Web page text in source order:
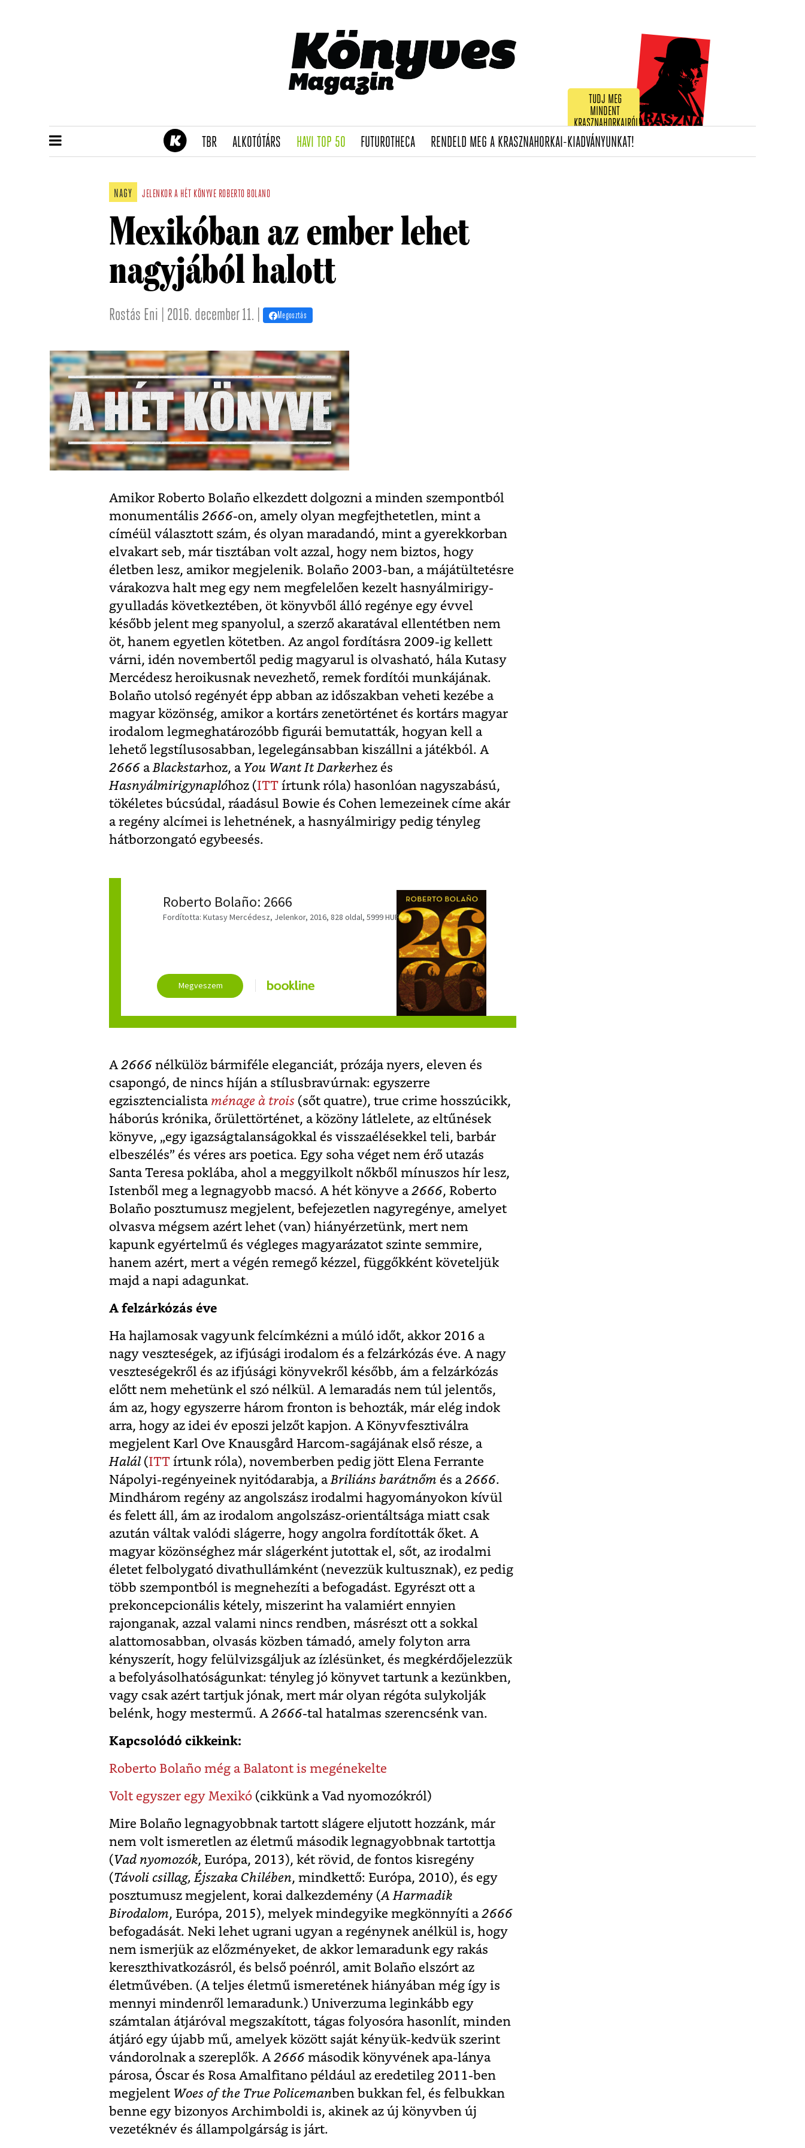
TUDJ MEG
MINDENT
KRASZNAHORKAIRÓL!
TBR(CURRENT)
ALKOTÓTÁRS(CURRENT)
HAVI TOP 50(CURRENT)
FUTUROTHECA(CURRENT)
RENDELD MEG A KRASZNAHORKAI-KIADVÁNYUNKAT!(CURRENT)
NAGY JELENKOR A HÉT KÖNYVE ROBERTO BOLANO
Mexikóban az ember lehet
nagyjából halott
Rostás Eni | 2016. december 11. | Megosztás
Amikor Roberto Bolaño elkezdett dolgozni a minden szempontból
monumentális 2666-on, amely olyan megfejthetetlen, mint a
címéül választott szám, és olyan maradandó, mint a gyerekkorban
elvakart seb, már tisztában volt azzal, hogy nem biztos, hogy
életben lesz, amikor megjelenik. Bolaño 2003-ban, a májátültetésre
várakozva halt meg egy nem megfelelően kezelt hasnyálmirigy-
gyulladás következtében, öt könyvből álló regénye egy évvel
később jelent meg spanyolul, a szerző akaratával ellentétben nem
öt, hanem egyetlen kötetben. Az angol fordításra 2009-ig kellett
várni, idén novembertől pedig magyarul is olvasható, hála Kutasy
Mercédesz heroikusnak nevezhető, remek fordítói munkájának.
Bolaño utolsó regényét épp abban az időszakban veheti kezébe a
magyar közönség, amikor a kortárs zenetörténet és kortárs magyar
irodalom legmeghatározóbb figurái bemutatták, hogyan kell a
lehető legstílusosabban, legelegánsabban kiszállni a játékból. A
2666 aBlackstarhoz, a You Want It Darkerhez és
Hasnyálmirigynaplóhoz (ITT írtunk róla) hasonlóan nagyszabású,
tökéletes búcsúdal, ráadásul Bowie és Cohen lemezeinek címe akár
a regény alcímei is lehetnének, a hasnyálmirigy pedig tényleg
hátborzongató egybeesés.
Roberto Bolaño: 2666
Fordította: Kutasy Mercédesz, Jelenkor, 2016, 828 oldal, 5999 HUF
A 2666 nélkülöz bármiféle eleganciát, prózája nyers, eleven és
csapongó, de nincs híján a stílusbravúrnak: egyszerre
egzisztencialista ménage à trois (sőt quatre), true crime hosszúcikk,
háborús krónika, őrülettörténet, a közöny látlelete, az eltűnések
könyve, „egy igazságtalanságokkal és visszaélésekkel teli, barbár
elbeszélés” és véres ars poetica. Egy soha véget nem érő utazás
Santa Teresa poklába, ahol a meggyilkolt nőkből mínuszos hír lesz,
Istenből meg a legnagyobb macsó. A hét könyve a2666, Roberto
Bolaño posztumusz megjelent, befejezetlen nagyregénye, amelyet
olvasva mégsem azért lehet (van) hiányérzetünk, mert nem
kapunk egyértelmű és végleges magyarázatot szinte semmire,
hanem azért, mert a végén remegő kézzel, függőkként követeljük
majd a napi adagunkat.
A felzárkózás éve
Ha hajlamosak vagyunk felcímkézni a múló időt, akkor 2016 a
nagy veszteségek, az ifjúsági irodalom és a felzárkózás éve. A nagy
veszteségekről és az ifjúsági könyvekről később, ám a felzárkózás
előtt nem mehetünk el szó nélkül. A lemaradás nem túl jelentős,
ám az, hogy egyszerre három fronton is behozták, már elég indok
arra, hogy az idei év eposzi jelzőt kapjon. A Könyvfesztiválra
megjelent Karl Ove Knausgård Harcom-sagájának első része, a
Halál (ITT írtunk róla), novemberben pedig jött Elena Ferrante
Nápolyi-regényeinek nyitódarabja, aBriliáns barátnőm és a2666.
Mindhárom regény az angolszász irodalmi hagyományokon kívül
és felett áll, ám az irodalom angolszász-orientáltsága miatt csak
azután váltak valódi slágerre, hogy angolra fordították őket. A
magyar közönséghez már slágerként jutottak el, sőt, az irodalmi
életet felbolygató divathullámként (nevezzük kultusznak), ez pedig
több szempontból is megnehezíti a befogadást. Egyrészt ott a
prekoncepcionális kétely, miszerint ha valamiért ennyien
rajonganak, azzal valami nincs rendben, másrészt ott a sokkal
alattomosabban, olvasás közben támadó, amely folyton arra
kényszerít, hogy felülvizsgáljuk az ízlésünket, és megkérdőjelezzük
a befolyásolhatóságunkat: tényleg jó könyvet tartunk a kezünkben,
vagy csak azért tartjuk jónak, mert már olyan régóta sulykolják
belénk, hogy mestermű. A 2666-tal hatalmas szerencsénk van.
Kapcsolódó cikkeink:
Roberto Bolaño még a Balatont is megénekelte
Volt egyszer egy Mexikó (cikkünk a Vad nyomozókról)
Mire Bolaño legnagyobbnak tartott slágere eljutott hozzánk, már
nem volt ismeretlen az életmű második legnagyobbnak tartottja
(Vad nyomozók, Európa, 2013), két rövid, de fontos kisregény
(Távoli csillag, Éjszaka Chilében, mindkettő: Európa, 2010), és egy
posztumusz megjelent, korai dalkezdemény (A Harmadik
Birodalom, Európa, 2015), melyek mindegyike megkönnyíti a2666
befogadását. Neki lehet ugrani ugyan a regénynek anélkül is, hogy
nem ismerjük az előzményeket, de akkor lemaradunk egy rakás
kereszthivatkozásról, és belső poénról, amit Bolaño elszórt az
életművében. (A teljes életmű ismeretének hiányában még így is
mennyi mindenről lemaradunk.) Univerzuma leginkább egy
számtalan átjáróval megszakított, tágas folyosóra hasonlít, minden
átjáró egy újabb mű, amelyek között saját kényük-kedvük szerint
vándorolnak a szereplők. A 2666 második könyvének apa-lánya
párosa, Óscar és Rosa Amalfitano például az eredetileg 2011-ben
megjelent Woes of the True Policemanben bukkan fel, és felbukkan
benne egy bizonyos Archimboldi is, akinek az új könyvben új
vezetéknév és állampolgárság is járt.